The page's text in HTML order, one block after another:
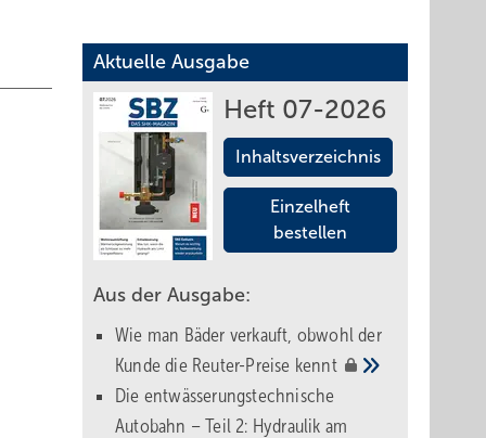
Aktuelle Ausgabe
Heft 07-2026
Inhaltsverzeichnis
Einzelheft
bestellen
Aus der Ausgabe:
Wie man Bäder verkauft, obwohl der
Kunde die Reuter-Preise kennt
Die entwässerungstechnische
Autobahn – Teil 2: Hydraulik am